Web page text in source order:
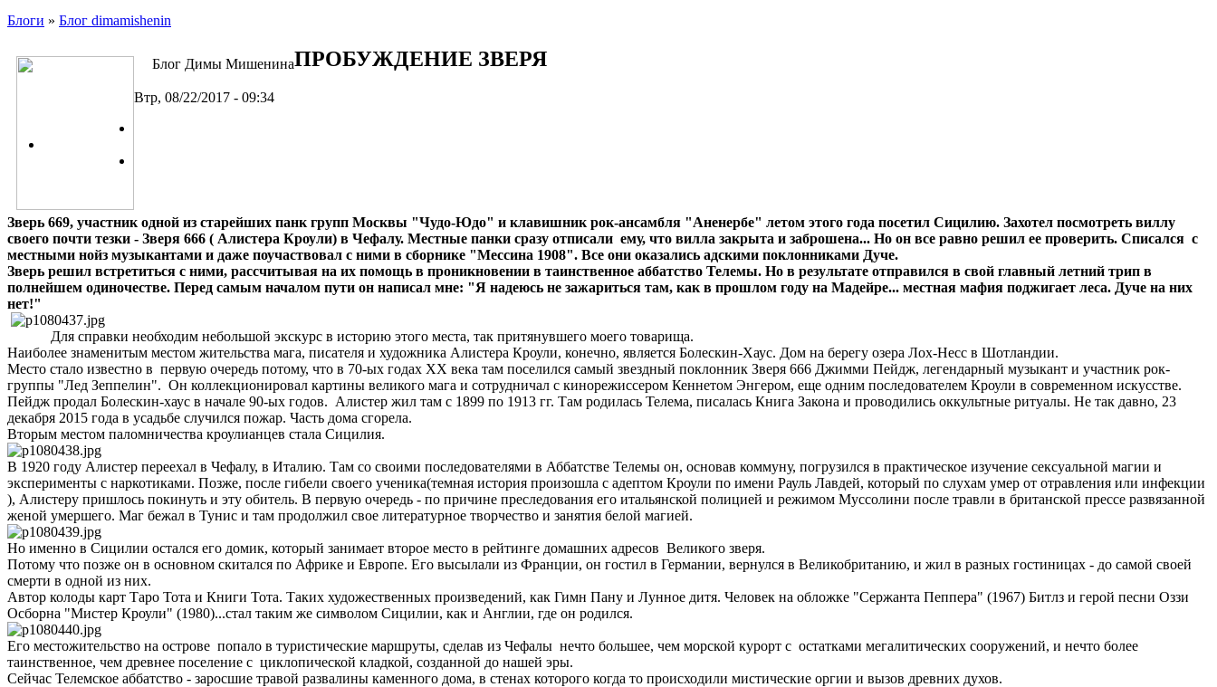
Блоги » Блог dimamishenin
Блог Димы Мишенина​ПРОБУЖДЕНИЕ ЗВЕРЯ
Втр, 08/22/2017 - 09:34
Зверь 669, участник одной из старейших панк групп Москвы "Чудо-Юдо" и клавишник рок-ансамбля "Аненербе" летом этого года посетил Сицилию. Захотел посмотреть виллу
своего почти тезки - Зверя 666 ( Алистера Кроули) в Чефалу. Местные панки сразу отписали ему, что вилла закрыта и заброшена... Но он все равно решил ее проверить. Списался с
местными нойз музыкантами и даже поучаствовал с ними в сборнике "Мессина 1908". Все они оказались адскими поклонниками Дуче.
Зверь решил встретиться с ними, рассчитывая на их помощь в проникновении в таинственное аббатство Телемы. Но в результате отправился в свой главный летний трип в
полнейшем одиночестве. Перед самым началом пути он написал мне: "Я надеюсь не зажариться там, как в прошлом году на Мадейре... местная мафия поджигает леса. Дуче на них
нет!"
Для справки необходим небольшой экскурс в историю этого места, так притянувшего моего товарища.
Наиболее знаменитым местом жительства мага, писателя и художника Алистера Кроули, конечно, является Болескин-Хаус. Дом на берегу озера Лох-Несс в Шотландии.
Место стало известно в первую очередь потому, что в 70-ых годах ХХ века там поселился самый звездный поклонник Зверя 666 Джимми Пейдж, легендарный музыкант и участник рок-
группы "Лед Зеппелин". Он коллекционировал картины великого мага и сотрудничал с кинорежиссером Кеннетом Энгером, еще одним последователем Кроули в современном искусстве.
Пейдж продал Болескин-хаус в начале 90-ых годов. Алистер жил там с 1899 по 1913 гг. Там родилась Телема, писалась Книга Закона и проводились оккультные ритуалы. Не так давно, 23
декабря 2015 года в усадьбе случился пожар. Часть дома сгорела.
Вторым местом паломничества кроулианцев стала Сицилия.
В 1920 году Алистер переехал в Чефалу, в Италию. Там со своими последователями в Аббатстве Телемы он, основав коммуну, погрузился в практическое изучение сексуальной магии и
эксперименты с наркотиками. Позже, после гибели своего ученика(темная история произошла с адептом Кроули по имени Рауль Лавдей, который по слухам умер от отравления или инфекции
), Алистеру пришлось покинуть и эту обитель. В первую очередь - по причине преследования его итальянской полицией и режимом Муссолини после травли в британской прессе развязанной
женой умершего. Маг бежал в Тунис и там продолжил свое литературное творчество и занятия белой магией.
Но именно в Сицилии остался его домик, который занимает второе место в рейтинге домашних адресов Великого зверя.
Потому что позже он в основном скитался по Африке и Европе. Его высылали из Франции, он гостил в Германии, вернулся в Великобританию, и жил в разных гостиницах - до самой своей
смерти в одной из них.
Автор колоды карт Таро Тота и Книги Тота. Таких художественных произведений, как Гимн Пану и Лунное дитя. Человек на обложке "Сержанта Пеппера" (1967) Битлз и герой песни Оззи
Осборна "Мистер Кроули" (1980)...стал таким же символом Сицилии, как и Англии, где он родился.
Его местожительство на острове попало в туристические маршруты, сделав из Чефалы нечто большее, чем морской курорт с остатками мегалитических сооружений, и нечто более
таинственное, чем древнее поселение с циклопической кладкой, созданной до нашей эры.
Сейчас Телемское аббатство - заросшие травой развалины каменного дома, в стенах которого когда то происходили мистические оргии и вызов древних духов.